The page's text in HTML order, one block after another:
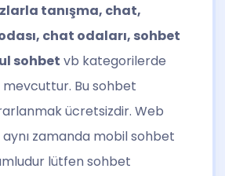
tanışma, chat,
chat odaları, sohbet
sohbet vb kategorilerde
Bu sohbet
ücretsizdir. Web
zamanda mobil sohbet
lütfen sohbet